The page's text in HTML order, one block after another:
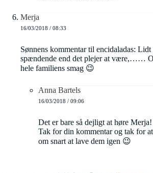
Merja
16/03/2018 / 08:33
Sønnens kommentar til encidaladas: Lidt
spændende end det plejer at være,……
hele familiens smag 😉
Anna Bartels
16/03/2018 / 09:06
Det er bare så dejligt at høre Merja!
Tak for din kommentar og tak for
om snart at lave dem igen 😉